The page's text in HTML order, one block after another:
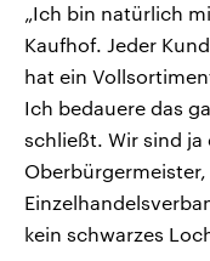
„Ich bin natürlich
Kaufhof. Jeder
hat ein
Ich bedauere das
schließt. Wir sind
kein schwarzes